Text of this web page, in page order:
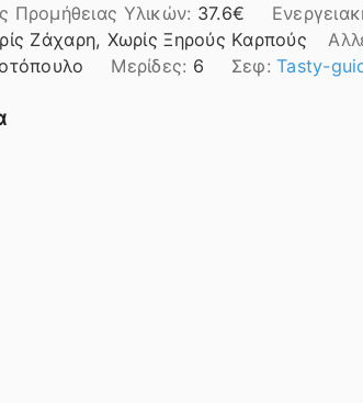
Προμήθειας Υλικών: 37.6
Ζάχαρη, Χωρίς Ξηρούς Καρπούς
Μερίδες: 6 Σεφ:Tasty-